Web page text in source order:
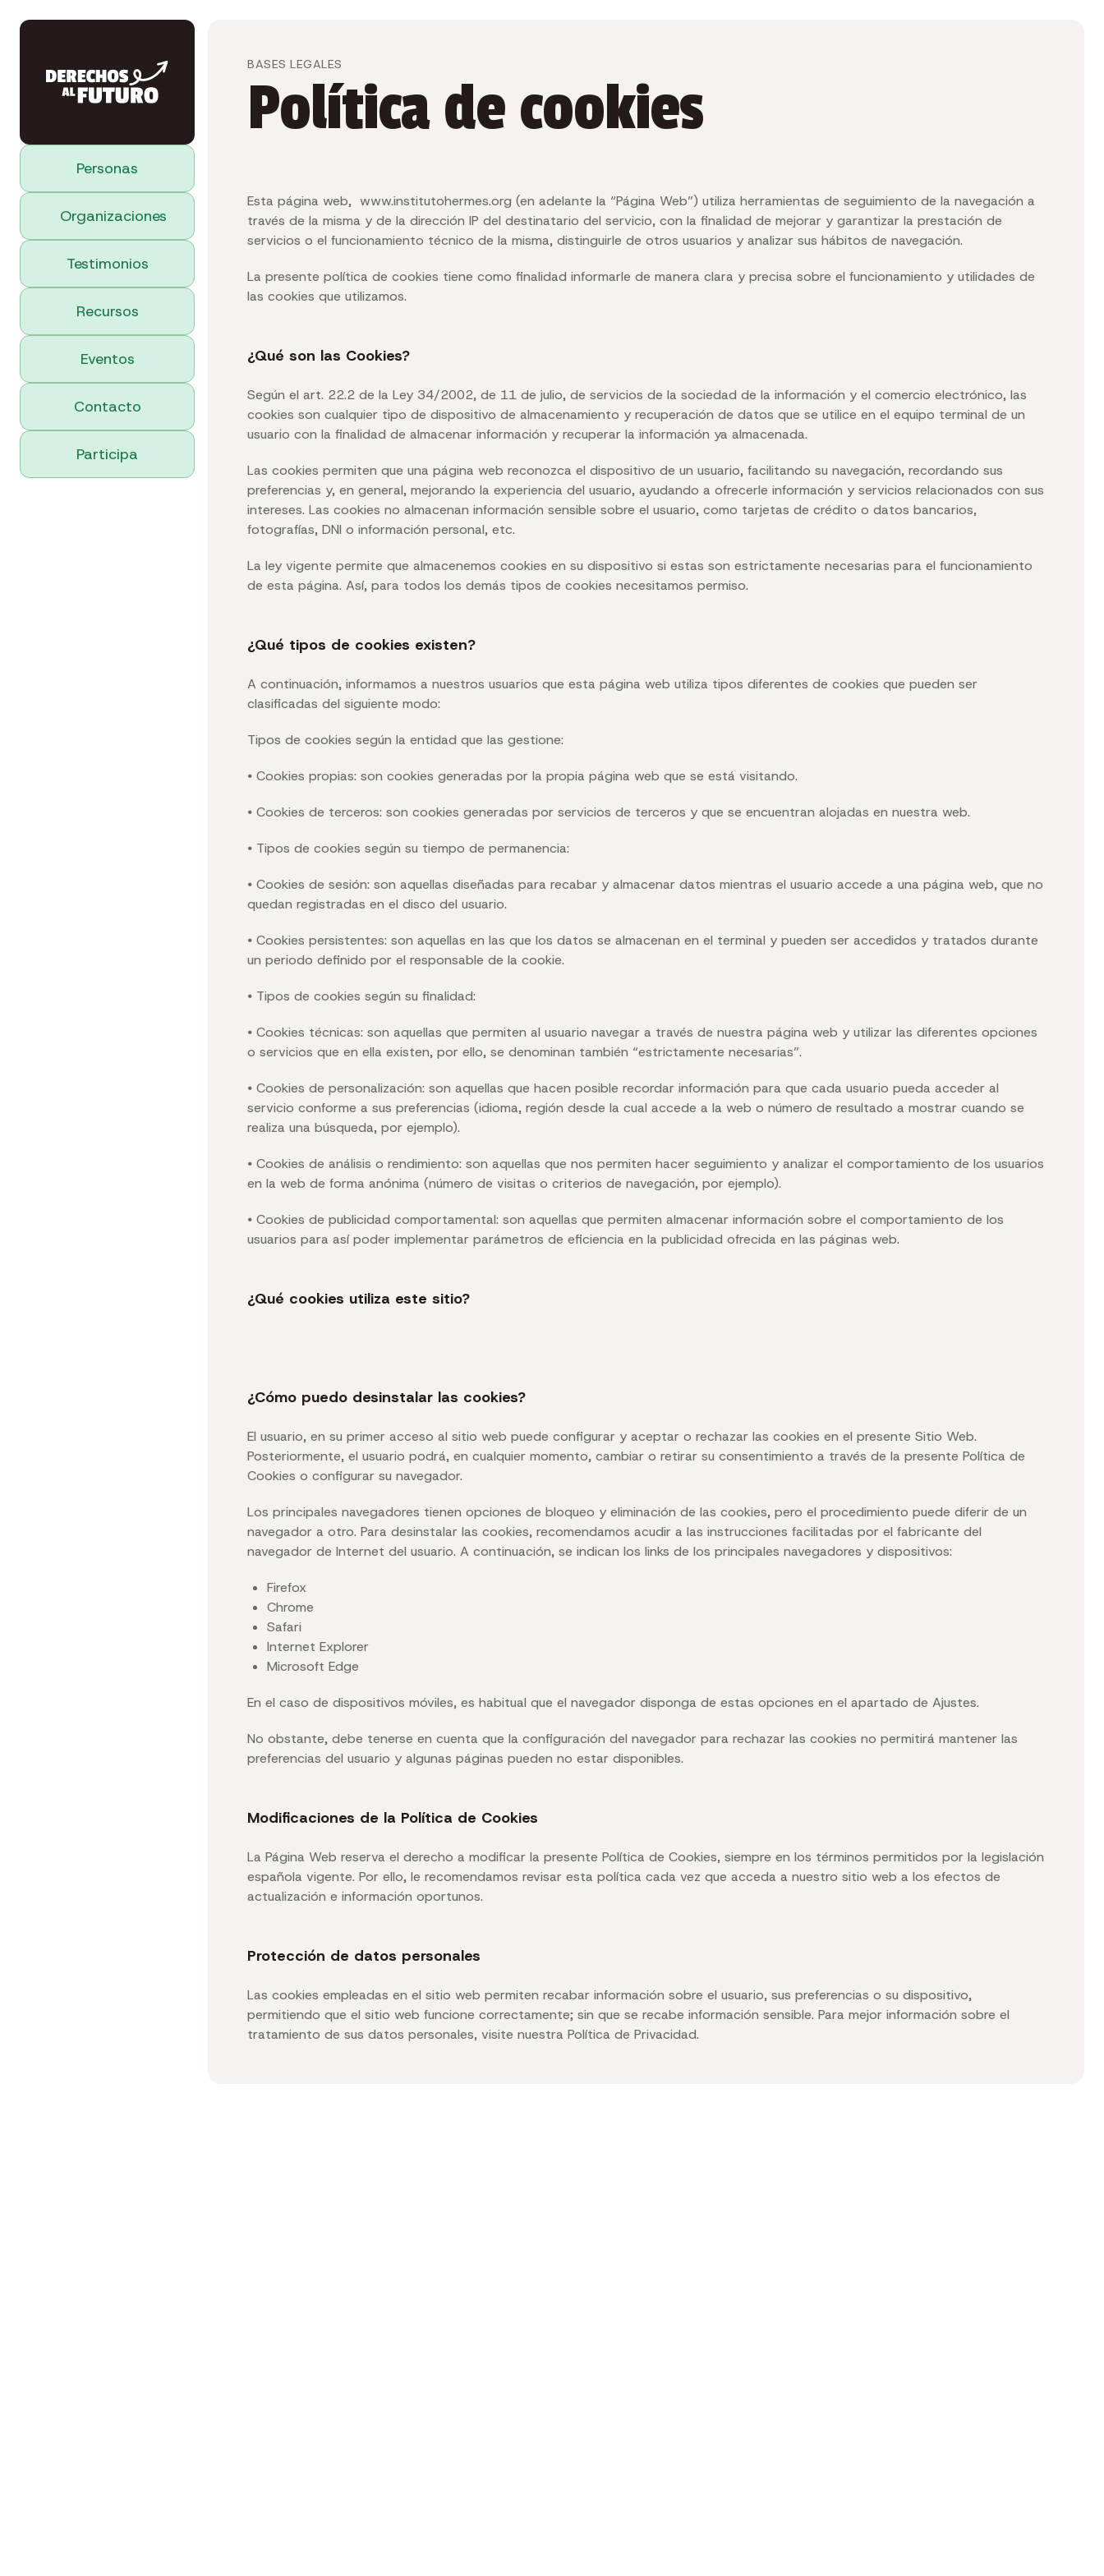
Personas
Organizaciones
Testimonios
Recursos
Eventos
Contacto
Participa
BASES LEGALES
Política de cookies
Esta página web, www.institutohermes.org (en adelante la “Página Web”) utiliza herramientas de seguimiento de la navegación a
través de la misma y de la dirección IP del destinatario del servicio, con la finalidad de mejorar y garantizar la prestación de
servicios o el funcionamiento técnico de la misma, distinguirle de otros usuarios y analizar sus hábitos de navegación.
La presente política de cookies tiene como finalidad informarle de manera clara y precisa sobre el funcionamiento y utilidades de
las cookies que utilizamos.
¿Qué son las Cookies?
Según el art. 22.2 de la Ley 34/2002, de 11 de julio, de servicios de la sociedad de la información y el comercio electrónico, las
cookies son cualquier tipo de dispositivo de almacenamiento y recuperación de datos que se utilice en el equipo terminal de un
usuario con la finalidad de almacenar información y recuperar la información ya almacenada.
Las cookies permiten que una página web reconozca el dispositivo de un usuario, facilitando su navegación, recordando sus
preferencias y, en general, mejorando la experiencia del usuario, ayudando a ofrecerle información y servicios relacionados con sus
intereses. Las cookies no almacenan información sensible sobre el usuario, como tarjetas de crédito o datos bancarios,
fotografías, DNI o información personal, etc.
La ley vigente permite que almacenemos cookies en su dispositivo si estas son estrictamente necesarias para el funcionamiento
de esta página. Así, para todos los demás tipos de cookies necesitamos permiso.
¿Qué tipos de cookies existen?
A continuación, informamos a nuestros usuarios que esta página web utiliza tipos diferentes de cookies que pueden ser
clasificadas del siguiente modo:
Tipos de cookies según la entidad que las gestione:
⦁ Cookies propias: son cookies generadas por la propia página web que se está visitando.
⦁ Cookies de terceros: son cookies generadas por servicios de terceros y que se encuentran alojadas en nuestra web.
⦁ Tipos de cookies según su tiempo de permanencia:
⦁ Cookies de sesión: son aquellas diseñadas para recabar y almacenar datos mientras el usuario accede a una página web, que no
quedan registradas en el disco del usuario.
⦁ Cookies persistentes: son aquellas en las que los datos se almacenan en el terminal y pueden ser accedidos y tratados durante
un periodo definido por el responsable de la cookie.
⦁ Tipos de cookies según su finalidad:
⦁ Cookies técnicas: son aquellas que permiten al usuario navegar a través de nuestra página web y utilizar las diferentes opciones
o servicios que en ella existen, por ello, se denominan también “estrictamente necesarias”.
⦁ Cookies de personalización: son aquellas que hacen posible recordar información para que cada usuario pueda acceder al
servicio conforme a sus preferencias (idioma, región desde la cual accede a la web o número de resultado a mostrar cuando se
realiza una búsqueda, por ejemplo).
⦁ Cookies de análisis o rendimiento: son aquellas que nos permiten hacer seguimiento y analizar el comportamiento de los usuarios
en la web de forma anónima (número de visitas o criterios de navegación, por ejemplo).
⦁ Cookies de publicidad comportamental: son aquellas que permiten almacenar información sobre el comportamiento de los
usuarios para así poder implementar parámetros de eficiencia en la publicidad ofrecida en las páginas web.
¿Qué cookies utiliza este sitio?
¿Cómo puedo desinstalar las cookies?
El usuario, en su primer acceso al sitio web puede configurar y aceptar o rechazar las cookies en el presente Sitio Web.
Posteriormente, el usuario podrá, en cualquier momento, cambiar o retirar su consentimiento a través de la presente Política de
Cookies o configurar su navegador.
Los principales navegadores tienen opciones de bloqueo y eliminación de las cookies, pero el procedimiento puede diferir de un
navegador a otro. Para desinstalar las cookies, recomendamos acudir a las instrucciones facilitadas por el fabricante del
navegador de Internet del usuario. A continuación, se indican los links de los principales navegadores y dispositivos:
Firefox
Chrome
Safari
Internet Explorer
Microsoft Edge
En el caso de dispositivos móviles, es habitual que el navegador disponga de estas opciones en el apartado de Ajustes.
No obstante, debe tenerse en cuenta que la configuración del navegador para rechazar las cookies no permitirá mantener las
preferencias del usuario y algunas páginas pueden no estar disponibles.
Modificaciones de la Política de Cookies
La Página Web reserva el derecho a modificar la presente Política de Cookies, siempre en los términos permitidos por la legislación
española vigente. Por ello, le recomendamos revisar esta política cada vez que acceda a nuestro sitio web a los efectos de
actualización e información oportunos.
Protección de datos personales
Las cookies empleadas en el sitio web permiten recabar información sobre el usuario, sus preferencias o su dispositivo,
permitiendo que el sitio web funcione correctamente; sin que se recabe información sensible. Para mejor información sobre el
tratamiento de sus datos personales, visite nuestra Política de Privacidad.